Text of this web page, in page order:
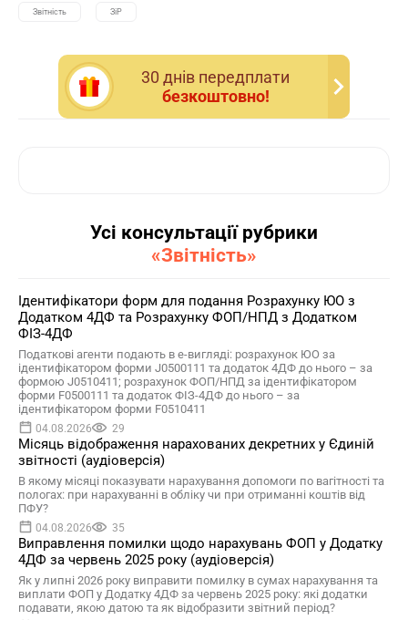
Звітність ЗіР
30 днiв передплати
безкоштовно!
Усі консультації рубрики
«Звітність»
Ідентифікатори форм для подання Розрахунку ЮО з
Додатком 4ДФ та Розрахунку ФОП/НПД з Додатком
ФІЗ-4ДФ
Податкові агенти подають в е-вигляді: розрахунок ЮО за
ідентифікатором форми J0500111 та додаток 4ДФ до нього – за
формою J0510411; розрахунок ФОП/НПД за ідентифікатором
форми F0500111 та додаток ФІЗ-4ДФ до нього – за
ідентифікатором форми F0510411
04.08.2026 29
Місяць відображення нарахованих декретних у Єдиній
звітності (аудіоверсія)
В якому місяці показувати нарахування допомоги по вагітності та
пологах: при нарахуванні в обліку чи при отриманні коштів від
ПФУ?
04.08.2026 35
Виправлення помилки щодо нарахувань ФОП у Додатку
4ДФ за червень 2025 року (аудіоверсія)
Як у липні 2026 року виправити помилку в сумах нарахування та
виплати ФОП у Додатку 4ДФ за червень 2025 року: які додатки
подавати, якою датою та як відобразити звітний період?